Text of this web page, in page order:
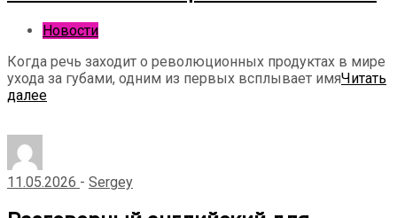
Новости
Когда речь заходит о революционных продуктах в мире
ухода за губами, одним из первых всплывает имяЧитать
далее
11.05.2026 - Sergey